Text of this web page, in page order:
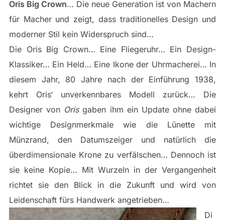
Oris Big Crown… Die neue Generation ist von Machern
für Macher und zeigt, dass traditionelles Design und
moderner Stil kein Widerspruch sind…
Die Oris Big Crown… Eine Fliegeruhr… Ein Design-
Klassiker… Ein Held… Eine Ikone der Uhrmacherei… In
diesem Jahr, 80 Jahre nach der Einführung 1938,
kehrt Oris‘ unverkennbares Modell zurück… Die
Designer von Orisgaben ihm ein Update ohne dabei
wichtige Designmerkmale wie die Lünette mit
Münzrand, den Datumszeiger und natürlich die
überdimensionale Krone zu verfälschen… Dennoch ist
sie keine Kopie… Mit Wurzeln in der Vergangenheit
richtet sie den Blick in die Zukunft und wird von
Leidenschaft fürs Handwerk angetrieben…
Di